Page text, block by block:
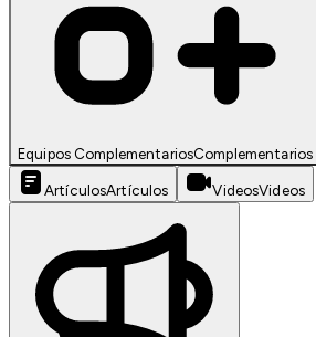
Equipos ComplementariosComplementarios
ArtículosArtículos VideosVideos